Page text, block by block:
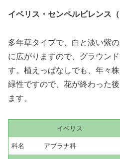
イベリス・センペルビレンス（
多年草タイプで、白と淡い紫
に広がりますので、グラウン
す。植えっぱなしでも、年々
緑性ですので、花が終わった
ます。
イベリ
科名 アブラナ科